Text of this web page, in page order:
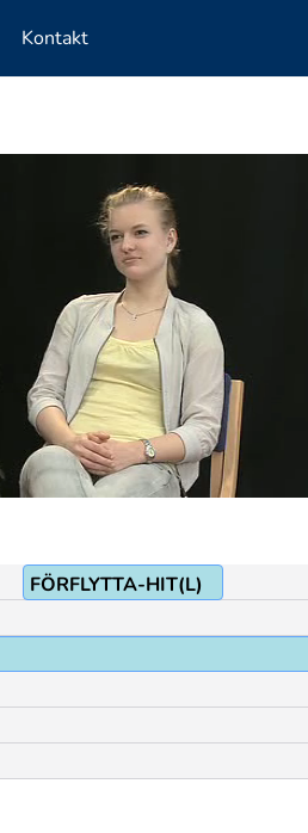
Kontakt
FÖRFLYTTA-HIT(L)